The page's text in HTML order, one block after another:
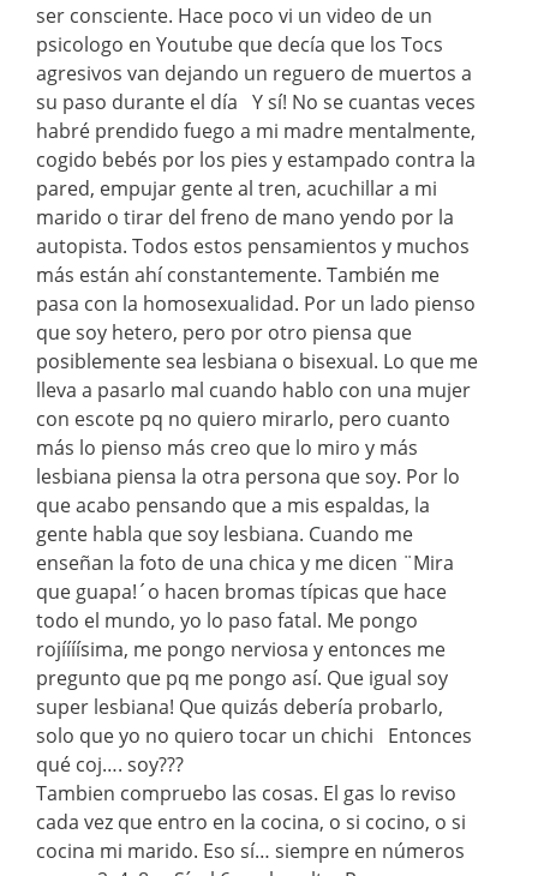
ser consciente. Hace poco vi un video de un
psicologo en Youtube que decía que los Tocs
agresivos van dejando un reguero de muertos a
su paso durante el día Y sí! No se cuantas veces
habré prendido fuego a mi madre mentalmente,
cogido bebés por los pies y estampado contra la
pared, empujar gente al tren, acuchillar a mi
marido o tirar del freno de mano yendo por la
autopista. Todos estos pensamientos y muchos
más están ahí constantemente. También me
pasa con la homosexualidad. Por un lado pienso
que soy hetero, pero por otro piensa que
posiblemente sea lesbiana o bisexual. Lo que me
lleva a pasarlo mal cuando hablo con una mujer
con escote pq no quiero mirarlo, pero cuanto
más lo pienso más creo que lo miro y más
lesbiana piensa la otra persona que soy. Por lo
que acabo pensando que a mis espaldas, la
gente habla que soy lesbiana. Cuando me
enseñan la foto de una chica y me dicen ¨Mira
que guapa!´o hacen bromas típicas que hace
todo el mundo, yo lo paso fatal. Me pongo
rojíííísima, me pongo nerviosa y entonces me
pregunto que pq me pongo así. Que igual soy
super lesbiana! Que quizás debería probarlo,
solo que yo no quiero tocar un chichi
Entonces
qué coj…. soy???
Tambien compruebo las cosas. El gas lo reviso
cada vez que entro en la cocina, o si cocino, o si
cocina mi marido. Eso sí… siempre en números